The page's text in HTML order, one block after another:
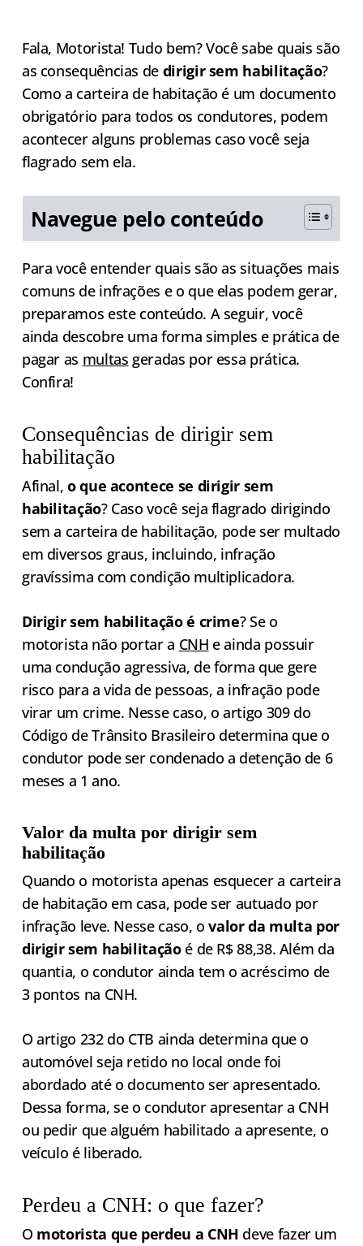
Fala, Motorista! Tudo bem? Você sabe quais são
as consequências de dirigir sem habilitação?
Como a carteira de habitação é um documento
obrigatório para todos os condutores, podem
acontecer alguns problemas caso você seja
flagrado sem ela.
Navegue pelo conteúdo
Para você entender quais são as situações mais
comuns de infrações e o que elas podem gerar,
preparamos este conteúdo. A seguir, você
ainda descobre uma forma simples e prática de
pagar as multas geradas por essa prática.
Confira!
Consequências de dirigir sem
habilitação
Afinal, o que acontece se dirigir sem
habilitação? Caso você seja flagrado dirigindo
sem a carteira de habilitação, pode ser multado
em diversos graus, incluindo, infração
gravíssima com condição multiplicadora.
Dirigir sem habilitação é crime? Se o
motorista não portar a CNH e ainda possuir
uma condução agressiva, de forma que gere
risco para a vida de pessoas, a infração pode
virar um crime. Nesse caso, o artigo 309 do
Código de Trânsito Brasileiro determina que o
condutor pode ser condenado a detenção de 6
meses a 1 ano.
Valor da multa por dirigir sem
habilitação
Quando o motorista apenas esquecer a carteira
de habitação em casa, pode ser autuado por
infração leve. Nesse caso, ovalor da multa por
dirigir sem habilitaçãoé de R$ 88,38. Além da
quantia, o condutor ainda tem o acréscimo de
3 pontos na CNH.
O artigo 232 do CTB ainda determina que o
automóvel seja retido no local onde foi
abordado até o documento ser apresentado.
Dessa forma, se o condutor apresentar a CNH
ou pedir que alguém habilitado a apresente, o
veículo é liberado.
Perdeu a CNH: o que fazer?
O motorista que perdeu a CNH deve fazer um